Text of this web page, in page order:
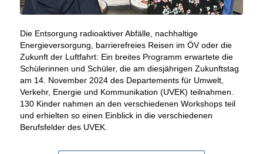
Die Entsorgung radioaktiver Abfälle, nachhaltige
Energieversorgung, barrierefreies Reisen im ÖV oder die
Zukunft der Luftfahrt: Ein breites Programm erwartete die
Schülerinnen und Schüler, die am diesjährigen Zukunftstag
am 14. November 2024 des Departements für Umwelt,
Verkehr, Energie und Kommunikation (UVEK) teilnahmen.
130 Kinder nahmen an den verschiedenen Workshops teil
und erhielten so einen Einblick in die verschiedenen
Berufsfelder des UVEK.